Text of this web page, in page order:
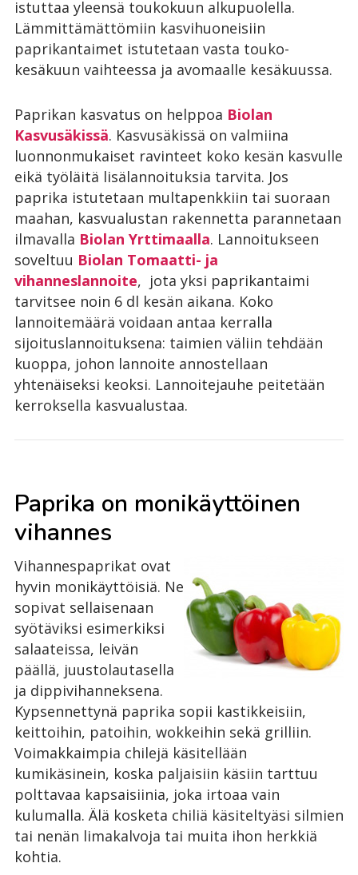
istuttaa yleensä toukokuun alkupuolella.
Lämmittämättömiin kasvihuoneisiin
paprikantaimet istutetaan vasta touko-
kesäkuun vaihteessa ja avomaalle kesäkuussa.
Paprikan kasvatus on helppoa Biolan
Kasvusäkissä. Kasvusäkissä on valmiina
luonnonmukaiset ravinteet koko kesän kasvulle
eikä työläitä lisälannoituksia tarvita. Jos
paprika istutetaan multapenkkiin tai suoraan
maahan, kasvualustan rakennetta parannetaan
ilmavalla Biolan Yrttimaalla. Lannoitukseen
soveltuu Biolan Tomaatti- ja
vihanneslannoite, jota yksi paprikantaimi
tarvitsee noin 6 dl kesän aikana. Koko
lannoitemäärä voidaan antaa kerralla
sijoituslannoituksena: taimien väliin tehdään
kuoppa, johon lannoite annostellaan
yhtenäiseksi keoksi. Lannoitejauhe peitetään
kerroksella kasvualustaa.
Paprika on monikäyttöinen
vihannes
Vihannespaprikat ovat
hyvin monikäyttöisiä. Ne
sopivat sellaisenaan
syötäviksi esimerkiksi
salaateissa, leivän
päällä, juustolautasella
ja dippivihanneksena.
Kypsennettynä paprika sopii kastikkeisiin,
keittoihin, patoihin, wokkeihin sekä grilliin.
Voimakkaimpia chilejä käsitellään
kumikäsinein, koska paljaisiin käsiin tarttuu
polttavaa kapsaisiinia, joka irtoaa vain
kulumalla. Älä kosketa chiliä käsiteltyäsi silmien
tai nenän limakalvoja tai muita ihon herkkiä
kohtia.